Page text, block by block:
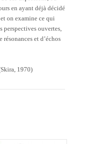
en ayant déjà décidé
on examine ce qui
perspectives ouvertes,
résonances et d’échos
1970)